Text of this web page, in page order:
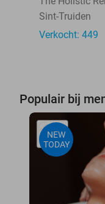
Sint-Truiden
Verkocht: 449
Populair bij
NEW
TODAY